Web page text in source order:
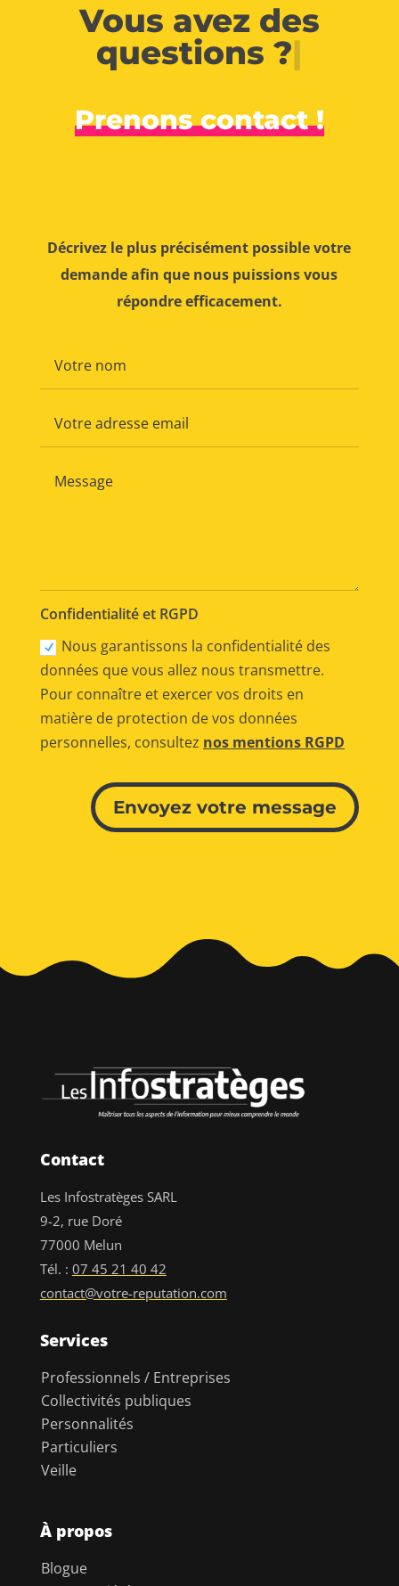
Vous avez des
questions ?|
Prenons contact !
Décrivez le plus précisément possible votre
demande afin que nous puissions vous
répondre efficacement.
Confidentialité et RGPD
Nous garantissons la confidentialité des
données que vous allez nous transmettre.
Pour connaître et exercer vos droits en
matière de protection de vos données
personnelles, consultez nos mentions RGPD
Envoyez votre message
Contact
Les Infostratèges SARL
9-2, rue Doré
77000 Melun
Tél. : 07 45 21 40 42
contact@votre-reputation.com
Services
Professionnels / Entreprises
Collectivités publiques
Personnalités
Particuliers
Veille
À propos
Blogue